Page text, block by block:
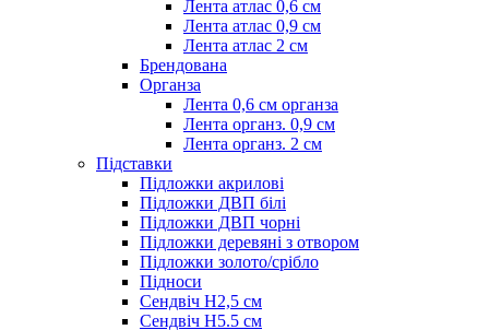
Лента атлас 0,6 см
Лента атлас 0,9 см
Лента атлас 2 см
Брендована
Органза
Лента 0,6 см органза
Лента органз. 0,9 см
Лента органз. 2 см
Підставки
Підложки акрилові
Підложки ДВП білі
Підложки ДВП чорні
Підложки деревяні з отвором
Підложки золото/срібло
Підноси
Сендвіч H2,5 см
Сендвіч H5.5 см